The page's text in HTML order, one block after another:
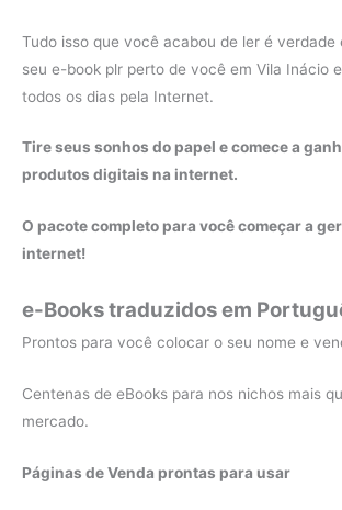
Tudo isso que você acabou de ler é
seu e-book plr perto de você em Vila Inácio
todos os dias pela Internet.
Tire seus sonhos do papel e comece a
produtos digitais na internet.
O pacote completo para você começar a
internet!
e-Books traduzidos em
Prontos para você colocar o seu nome e
Centenas de eBooks para nos nichos mais
mercado.
Páginas de Venda prontas para usar